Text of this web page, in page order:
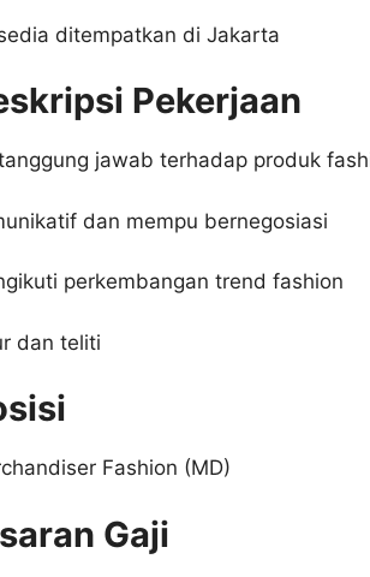
ditempatkan di Jakarta
Pekerjaan
jawab terhadap produk
dan mempu bernegosiasi
perkembangan trend fashion
dan teliti
Fashion (MD)
Gaji